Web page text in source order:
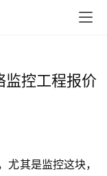
监控工程报价
其是监控这块，